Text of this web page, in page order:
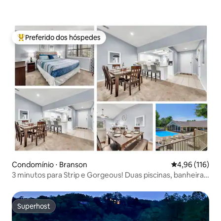
Entre os melhores preferidos dos hóspedes
Preferido dos hóspedes
Condomínio ⋅ Branson 4,96 de uma
4,96 (116)
3 minutos para Strip e Gorgeous! Duas piscinas, banheira
Superhost
Superhost